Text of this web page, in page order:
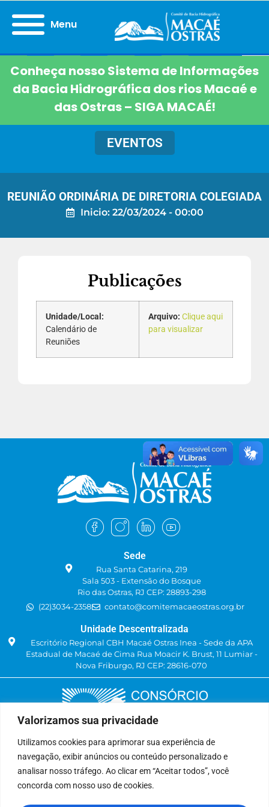
Valorizamos sua privacidade
Utilizamos cookies para aprimorar sua experiência de
navegação, exibir anúncios ou conteúdo personalizado e
analisar nosso tráfego. Ao clicar em “Aceitar todos”, você
concorda com nosso uso de cookies.
Menu
Conheça nosso Sistema de Informações
da Bacia Hidrográfica dos rios Macaé e
das Ostras – SIGA MACAÉ!
EVENTOS
REUNIÃO ORDINÁRIA DE DIRETORIA COLEGIADA
Inicio: 22/03/2024 - 00:00
Publicações
Unidade/Local:
Calendário de
Reuniões
Arquivo: Clique aqui
para visualizar
Sede
Rua Santa Catarina, 219
Sala 503 - Extensão do Bosque
Rio das Ostras, RJ CEP: 28893-298
(22)3034-2358
contato@comitemacaeostras.org.br
Unidade Descentralizada
Escritório Regional CBH Macaé Ostras Inea - Sede da APA
Estadual de Macaé de Cima Rua Moacir K. Brust, 11 Lumiar -
Nova Friburgo, RJ CEP: 28616-070
Delegatária (CILSJ)
Rua: Avenida Um, n° 01, Lote 01, Quadra 11